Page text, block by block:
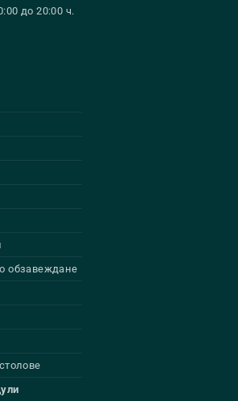
до 20:00 ч.
обзавеждане